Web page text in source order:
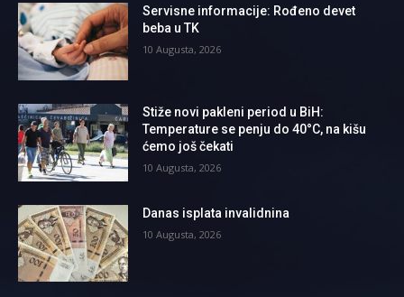
Servisne informacije: Rođeno devet
beba u TK
10 Augusta, 2026
Stiže novi pakleni period u BiH:
Temperature se penju do 40°C, na kišu
ćemo još čekati
10 Augusta, 2026
Danas isplata invalidnina
10 Augusta, 2026